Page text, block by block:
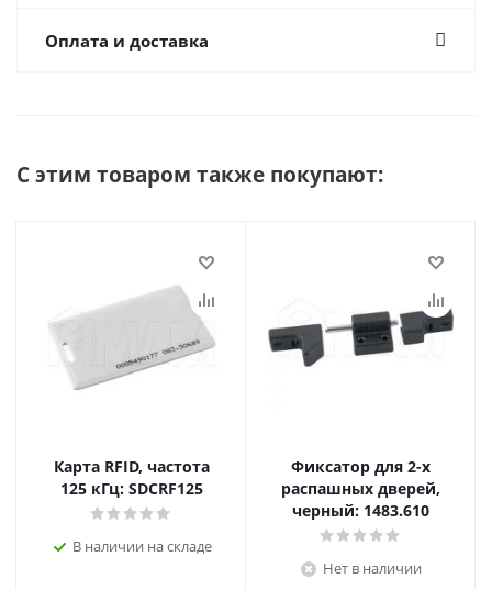
Оплата и доставка
С этим товаром также покупают:
Карта RFID, частота
125 кГц: SDCRF125
В наличии на складе
Фиксатор для 2-х
распашных дверей,
черный: 1483.610
Нет в наличии